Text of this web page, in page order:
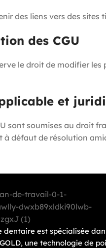
des liens vers des
des CGU
le droit de modifier
et
sont soumises au droit
à défaut de résolution
dentaire est spécialisée
une technologie de